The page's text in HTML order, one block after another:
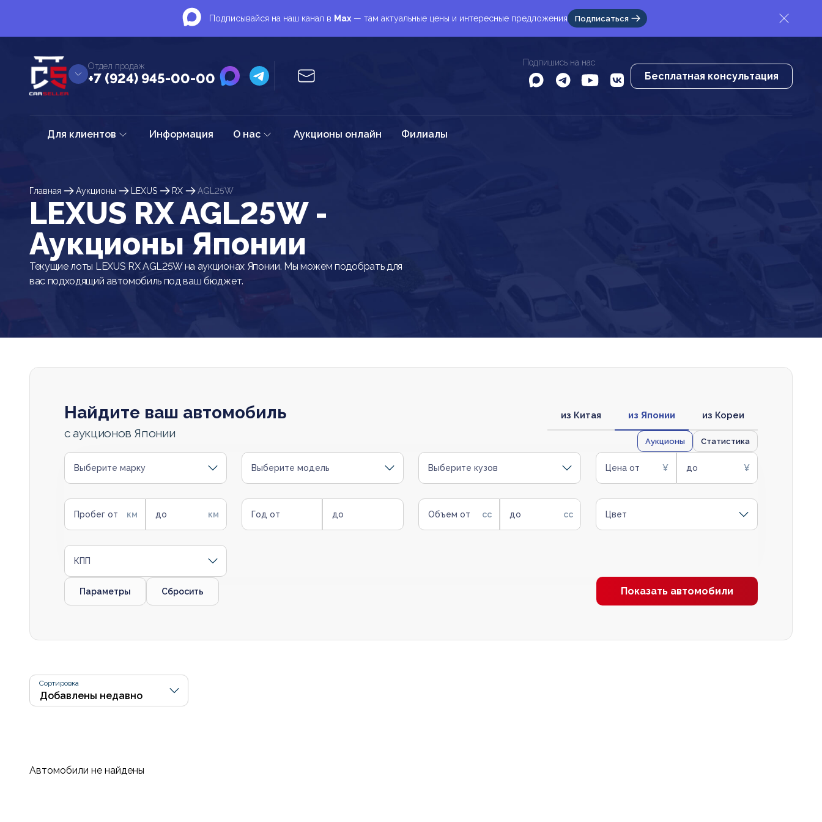
Подписывайся на наш канал в Max — там актуальные цены и интересные предложения Подписаться
Отдел продаж
+7 (924) 945-00-00
Подпишись на нас
Бесплатная консультация
Для клиентов Информация О нас Аукционы онлайн Филиалы
Главная Аукционы LEXUS RX AGL25W
LEXUS RX AGL25W -
Аукционы Японии
Текущие лоты LEXUS RX AGL25W на аукционах Японии. Мы можем подобрать для
вас подходящий автомобиль под ваш бюджет.
Найдите ваш автомобиль
с аукционов Японии
из Китая из Японии из Кореи
Аукционы Статистика
Выберите марку Выберите модель Выберите кузов Цена от до
Пробег от до Год от до Объем от до Цвет
КПП
Параметры Сбросить Показать автомобили
Сортировка
Автомобили не найдены